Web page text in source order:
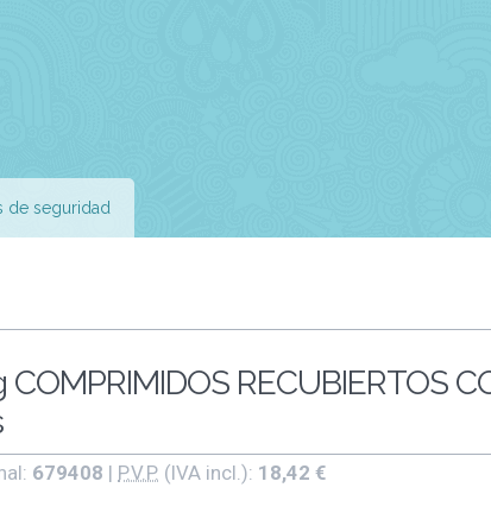
de seguridad
RECUBIERTOS
679408 | P.V.P. (IVA incl.): 18,42 €